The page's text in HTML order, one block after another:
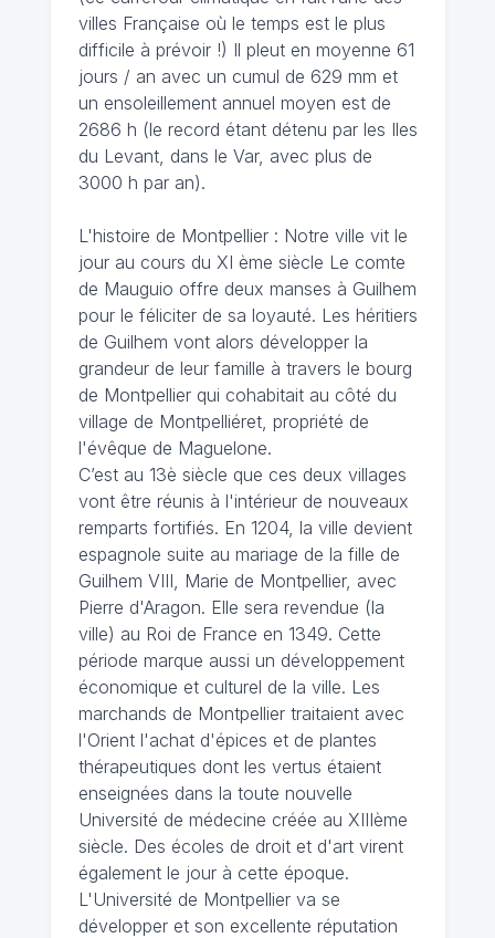
villes Française où le temps est le plus
difficile à prévoir !) Il pleut en moyenne 61
jours / an avec un cumul de 629 mm et
un ensoleillement annuel moyen est de
2686 h (le record étant détenu par les Iles
du Levant, dans le Var, avec plus de
3000 h par an).
L'histoire de Montpellier : Notre ville vit le
jour au cours du XI ème siècle Le comte
de Mauguio offre deux manses à Guilhem
pour le féliciter de sa loyauté. Les héritiers
de Guilhem vont alors développer la
grandeur de leur famille à travers le bourg
de Montpellier qui cohabitait au côté du
village de Montpelliéret, propriété de
l'évêque de Maguelone.
C’est au 13è siècle que ces deux villages
vont être réunis à l'intérieur de nouveaux
remparts fortifiés. En 1204, la ville devient
espagnole suite au mariage de la fille de
Guilhem VIII, Marie de Montpellier, avec
Pierre d'Aragon. Elle sera revendue (la
ville) au Roi de France en 1349. Cette
période marque aussi un développement
économique et culturel de la ville. Les
marchands de Montpellier traitaient avec
l'Orient l'achat d'épices et de plantes
thérapeutiques dont les vertus étaient
enseignées dans la toute nouvelle
Université de médecine créée au XIIIème
siècle. Des écoles de droit et d'art virent
également le jour à cette époque.
L'Université de Montpellier va se
développer et son excellente réputation